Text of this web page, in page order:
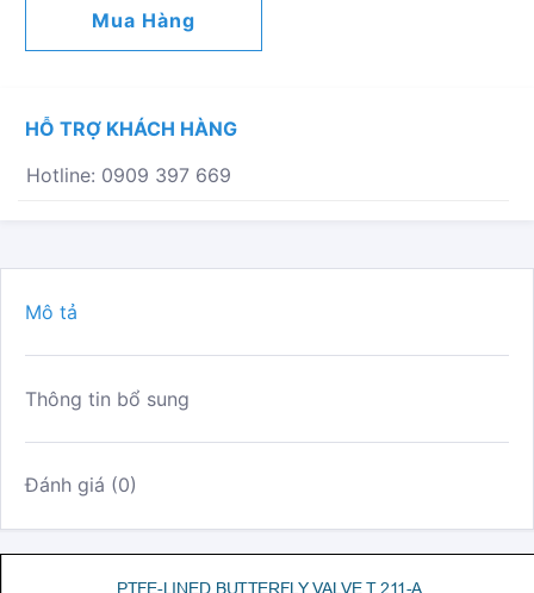
TAY
SỐ
Mua Hàng
HỖ TRỢ KHÁCH HÀNG
Hotline: 0909 397 669
Mô tả
Thông tin bổ sung
Đánh giá (0)